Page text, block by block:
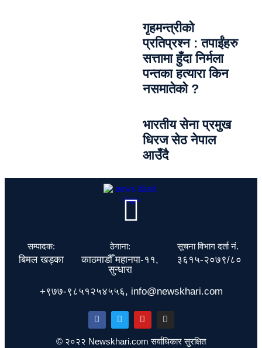
गृहमन्त्रीको
प्रतिप्रश्न : तपाईंहरु
सत्तामा हुँदा निर्मला
पन्तका हत्यारा किन
नसमातेको ?
भारतीय सेना प्रमुख
धिरज सेठ नेपाल
आउँदै
सम्पादक:
बिमल खड्का
ठेगाना:
काठमाडौँ महानपा-११,
सुन्धारा
सूचना विभाग दर्ता नं.
३६१५-२०७९/८०
+९७७-९८५१२५४५५६, info@newskhari.com
© २०२२ Newskhari.com सर्वाधिकार सुरक्षित